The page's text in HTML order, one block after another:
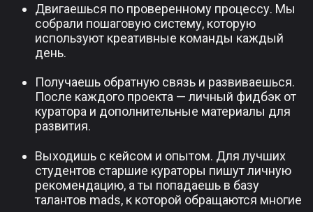
Двигаешься по проверенному процессу. Мы
собрали пошаговую систему, которую
используют креативные команды каждый
день.
Получаешь обратную связь и развиваешься.
После каждого проекта — личный фидбэк от
куратора и дополнительные материалы для
развития.
Выходишь с кейсом и опытом. Для лучших
студентов старшие кураторы пишут личную
рекомендацию, а ты попадаешь в базу
талантов mads, к которой обращаются многие